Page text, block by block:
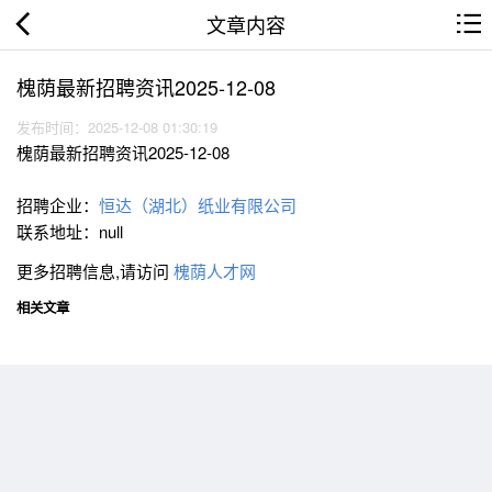
文章内容
槐荫最新招聘资讯2025-12-08
发布时间：2025-12-08 01:30:19
槐荫最新招聘资讯2025-12-08
招聘企业： 恒达（湖北）纸业有限公司
联系地址：null
更多招聘信息,请访问 槐荫人才网
相关文章